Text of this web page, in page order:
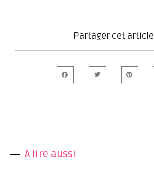
Partager cet article
A lire aussi